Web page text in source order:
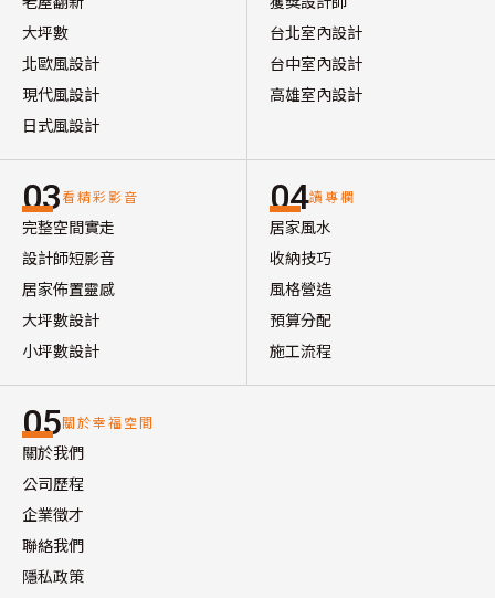
大坪數
北歐風設計
現代風設計
日式風設計
台北室內設計
台中室內設計
高雄室內設計
03看精彩影音
完整空間實走
設計師短影音
居家佈置靈感
大坪數設計
小坪數設計
04讀專欄
居家風水
收納技巧
風格營造
預算分配
施工流程
05關於幸福空間
關於我們
公司歷程
企業徵才
聯絡我們
隱私政策